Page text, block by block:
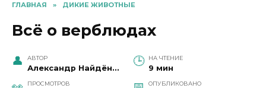
ГЛАВНАЯ » ДИКИЕ ЖИВОТНЫЕ
Всё о верблюдах
АВТОР
Александр Найдёнов
НА ЧТЕНИЕ
9 мин
ПРОСМОТРОВ ОПУБЛИКОВАНО